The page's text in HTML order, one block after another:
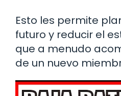
Esto les permite
futuro y reducir el
que a menudo
de un nuevo